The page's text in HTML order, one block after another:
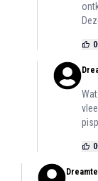
0
0